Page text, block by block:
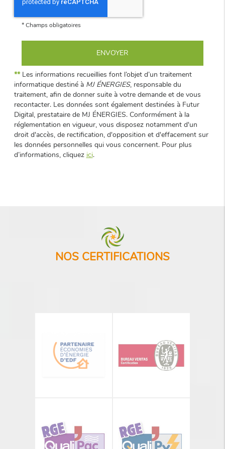
*Champs obligatoires
**Les informations recueillies font l’objet d’un traitement
informatique destiné àMJ ÉNERGIES, responsable du
traitement, afin de donner suite à votre demande et de vous
recontacter. Les données sont également destinées à Futur
Digital, prestataire de MJ ÉNERGIES. Conformément à la
réglementation en vigueur, vous disposez notamment d'un
droit d'accès, de rectification, d'opposition et d'effacement sur
les données personnelles qui vous concernent. Pour plus
d’informations, cliquez ici.
NOS CERTIFICATIONS